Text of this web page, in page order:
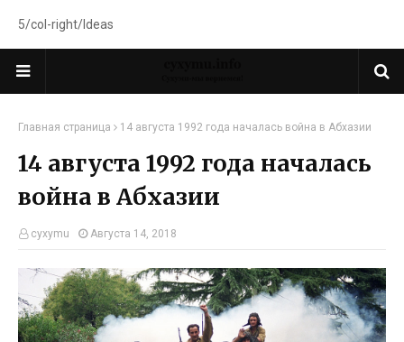
5/col-right/Ideas
Главная страница 14 августа 1992 года началась война в Абхазии
14 августа 1992 года началась
война в Абхазии
cyxymu Августа 14, 2018